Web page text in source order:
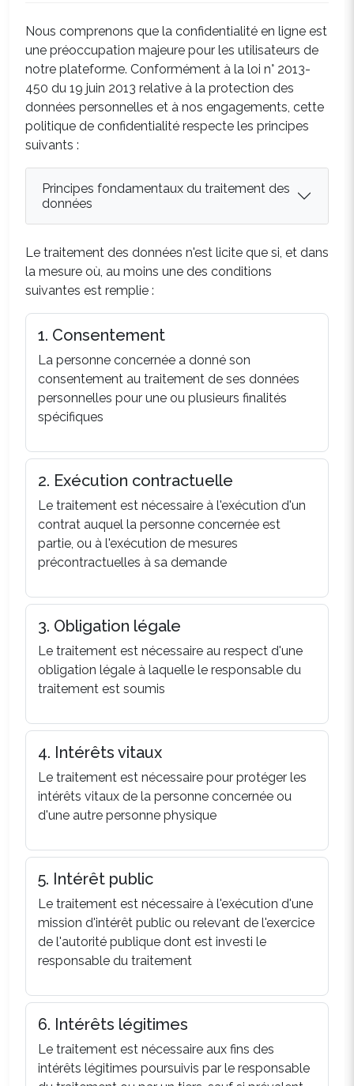
Nous comprenons que la confidentialité en ligne est
une préoccupation majeure pour les utilisateurs de
notre plateforme. Conformément à la loi n° 2013-
450 du 19 juin 2013 relative à la protection des
données personnelles et à nos engagements, cette
politique de confidentialité respecte les principes
suivants :
Principes fondamentaux du traitement des
données
Le traitement des données n'est licite que si, et dans
la mesure où, au moins une des conditions
suivantes est remplie :
1. Consentement
La personne concernée a donné son
consentement au traitement de ses données
personnelles pour une ou plusieurs finalités
spécifiques
2. Exécution contractuelle
Le traitement est nécessaire à l'exécution d'un
contrat auquel la personne concernée est
partie, ou à l'exécution de mesures
précontractuelles à sa demande
3. Obligation légale
Le traitement est nécessaire au respect d'une
obligation légale à laquelle le responsable du
traitement est soumis
4. Intérêts vitaux
Le traitement est nécessaire pour protéger les
intérêts vitaux de la personne concernée ou
d'une autre personne physique
5. Intérêt public
Le traitement est nécessaire à l'exécution d'une
mission d'intérêt public ou relevant de l'exercice
de l'autorité publique dont est investi le
responsable du traitement
6. Intérêts légitimes
Le traitement est nécessaire aux fins des
intérêts légitimes poursuivis par le responsable